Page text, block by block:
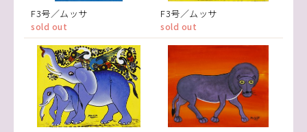
F3号／ムッサ
sold out
F3号／ムッサ
sold out